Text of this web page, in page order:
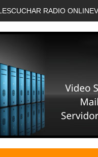
ESCUCHAR RADIO ONLINE